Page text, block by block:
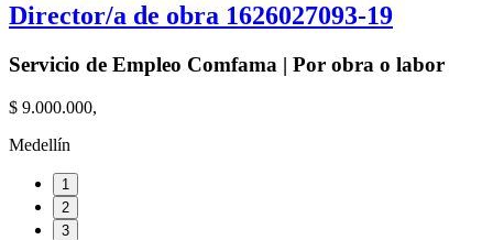
Director/a de obra 1626027093-19
Servicio de Empleo Comfama | Por obra o labor
$ 9.000.000,
Medellín
1
2
3